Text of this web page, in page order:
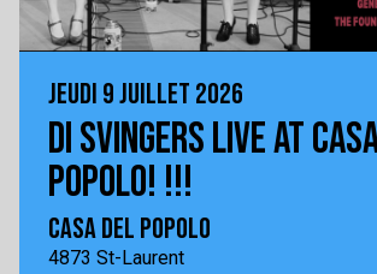
JEUDI 9 JUILLET 2026
DI SVINGERS LIVE AT
POPOLO! !!!
CASA DEL POPOLO
4873 St-Laurent